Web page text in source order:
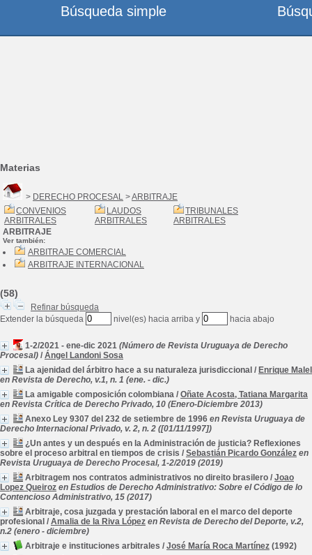
Materias
> DERECHO PROCESAL >ARBITRAJE
CONVENIOS
ARBITRALES
LAUDOS
ARBITRALES
TRIBUNALES
ARBITRALES
ARBITRAJE
Ver también:
ARBITRAJE COMERCIAL
ARBITRAJE INTERNACIONAL
(58)
Refinar búsqueda
Extender la búsqueda
nivel(es) hacia arriba y hacia abajo
1-2/2021 - ene-dic 2021 (Número de Revista Uruguaya de Derecho
Procesal) / Ángel Landoni Sosa
La ajenidad del árbitro hace a su naturaleza jurisdiccional / Enrique Malel
en Revista de Derecho, v.1, n. 1 (ene. - dic.)
La amigable composición colombiana / Oñate Acosta, Tatiana Margarita
en Revista Crítica de Derecho Privado, 10 (Enero-Diciembre 2013)
Anexo Ley 9307 del 232 de setiembre de 1996 en Revista Uruguaya de
Derecho Internacional Privado, v. 2, n. 2 ([01/11/1997])
¿Un antes y un después en la Administración de justicia? Reflexiones
sobre el proceso arbitral en tiempos de crisis / Sebastián Picardo González en
Revista Uruguaya de Derecho Procesal, 1-2/2019 (2019)
Arbitragem nos contratos administrativos no direito brasilero / Joao
Lopez Queiroz en Estudios de Derecho Administrativo: Sobre el Código de lo
Contencioso Administrativo, 15 (2017)
Arbitraje, cosa juzgada y prestación laboral en el marco del deporte
profesional / Amalia de la Riva López en Revista de Derecho del Deporte, v.2,
n.2 (enero - diciembre)
Arbitraje e instituciones arbitrales / José María Roca Martínez (1992)
Búsqueda simple